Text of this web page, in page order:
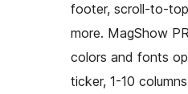
footer, scroll-to-
more. MagShow
colors and fonts
ticker, 1-10